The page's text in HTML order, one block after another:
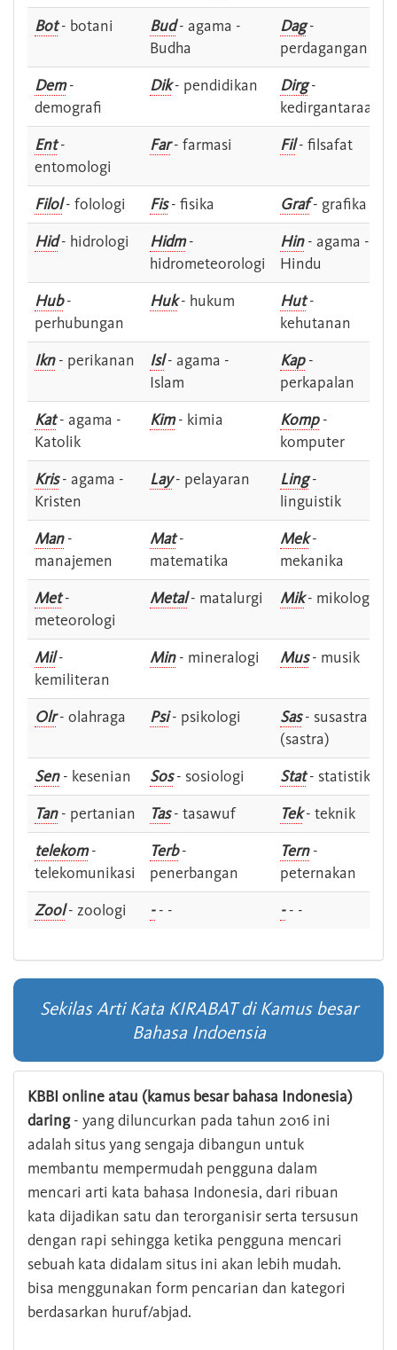
Bot- botani Bud- agama -
Budha
Dag-
perdagangan
Dem-
demografi
Dik- pendidikan Dirg-
kedirgantaraan
Ent-
entomologi
Far- farmasi Fil- filsafat
Filol- folologi Fis- fisika Graf- grafika
Hid- hidrologi Hidm-
hidrometeorologi
Hin- agama -
Hindu
Hub-
perhubungan
Huk- hukum Hut-
kehutanan
Ikn- perikanan Isl- agama -
Islam
Kap-
perkapalan
Kat- agama -
Katolik
Kim- kimia Komp-
komputer
Kris- agama -
Kristen
Lay- pelayaran Ling-
linguistik
Man-
manajemen
Mat-
matematika
Mek-
mekanika
Met-
meteorologi
Metal- matalurgi Mik- mikologi
Mil-
kemiliteran
Min- mineralogi Mus- musik
Olr- olahraga Psi- psikologi Sas- susastra -
(sastra)
Sen- kesenian Sos- sosiologi Stat- statistik
Tan- pertanian Tas- tasawuf Tek- teknik
telekom-
telekomunikasi
Terb-
penerbangan
Tern-
peternakan
Zool- zoologi -- - -- -
Sekilas Arti Kata KIRABAT di Kamus besar
Bahasa Indoensia
KBBI online atau (kamus besar bahasa Indonesia)
daring- yang diluncurkan pada tahun 2016 ini
adalah situs yang sengaja dibangun untuk
membantu mempermudah pengguna dalam
mencari arti kata bahasa Indonesia, dari ribuan
kata dijadikan satu dan terorganisir serta tersusun
dengan rapi sehingga ketika pengguna mencari
sebuah kata didalam situs ini akan lebih mudah.
bisa menggunakan form pencarian dan kategori
berdasarkan huruf/abjad.